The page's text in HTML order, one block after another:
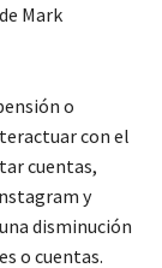
Mark
o
con el
cuentas,
y
disminución
o cuentas.